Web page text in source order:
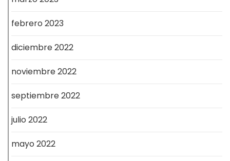
febrero 2023
diciembre 2022
noviembre 2022
septiembre 2022
julio 2022
mayo 2022